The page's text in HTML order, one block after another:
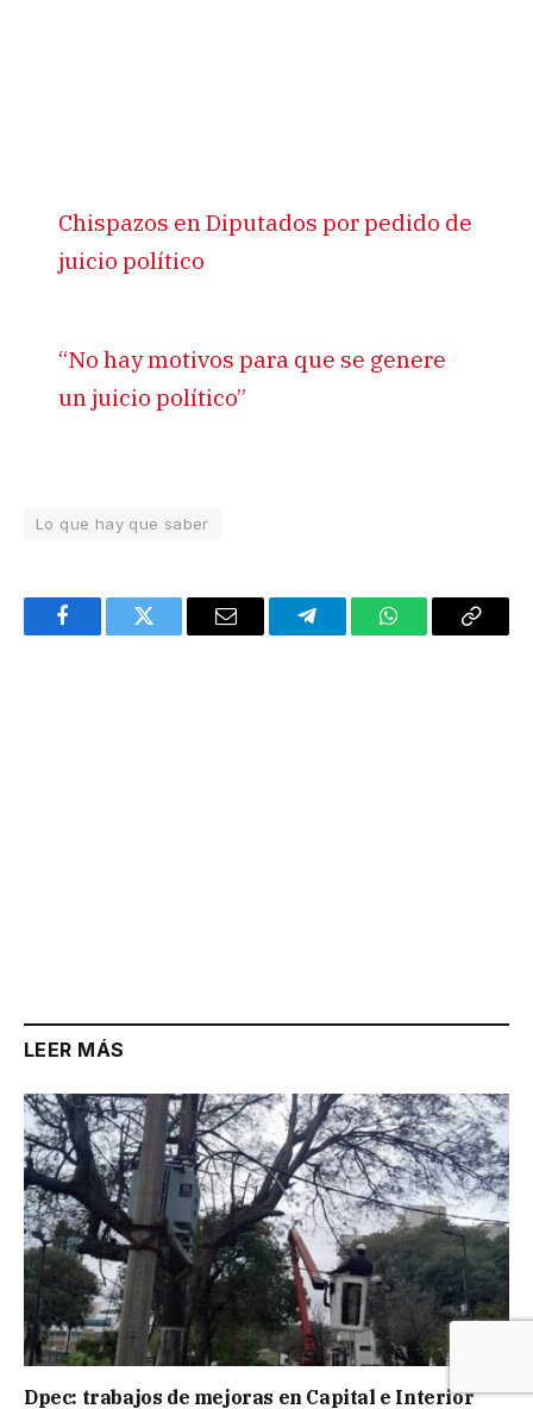
Chispazos en Diputados por pedido de
juicio político
“No hay motivos para que se genere
un juicio político”
Lo que hay que saber
FacebookTwitter Email TelegramWhatsAppCopy
LEER MÁS
Dpec: trabajos de mejoras en Capital e Interior